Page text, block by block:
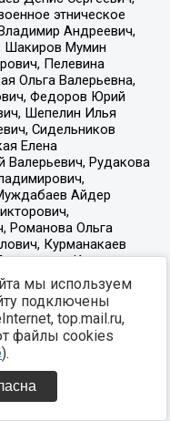
мы используем
подключены
top.mail.ru,
файлы cookies
).